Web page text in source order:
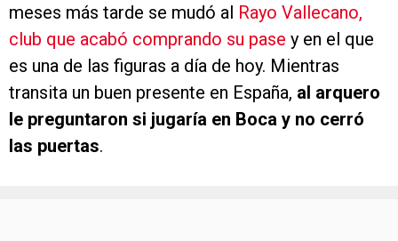
meses más tarde se mudó al Rayo Vallecano,
club que acabó comprando su pase y en el que
es una de las figuras a día de hoy. Mientras
transita un buen presente en España, al arquero
le preguntaron si jugaría en Boca y no cerró
las puertas.